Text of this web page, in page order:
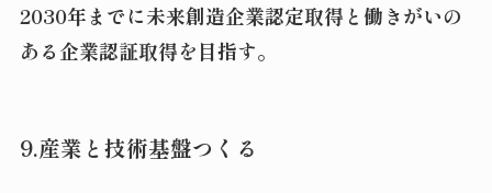
2030年までに未来創造企業認定取得と働きがいの
ある企業認証取得を目指す。
9.産業と技術基盤つくる